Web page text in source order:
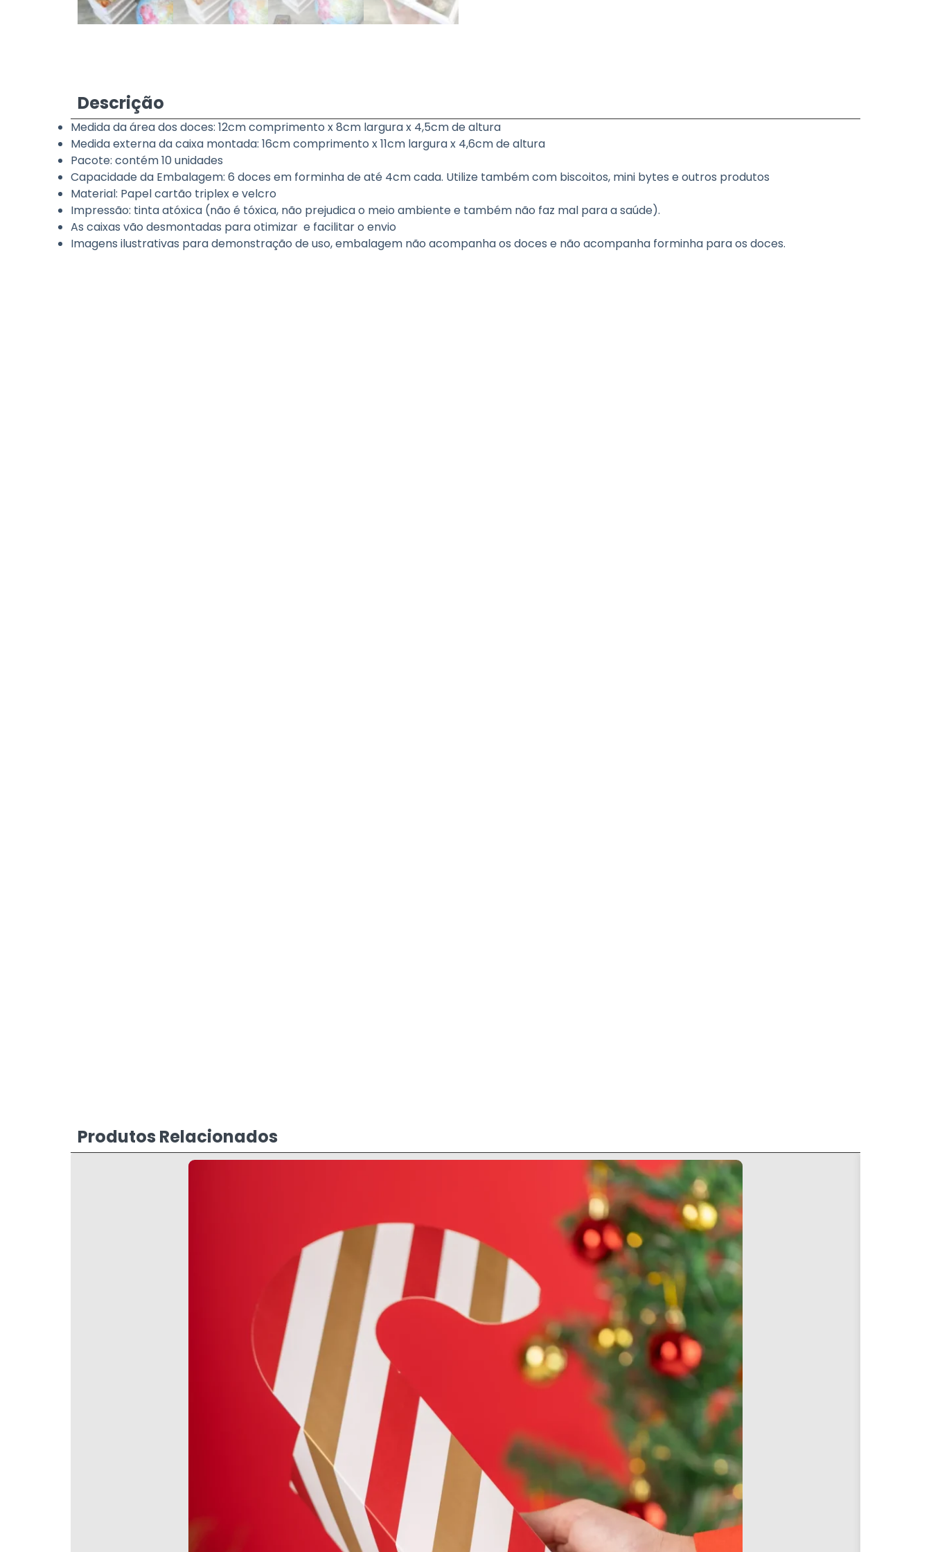
Descrição
Medida da área dos doces: 12cm comprimento x 8cm largura x 4,5cm de altura
Medida externa da caixa montada: 16cm comprimento x 11cm largura x 4,6cm de altura
Pacote: contém 10 unidades
Capacidade da Embalagem: 6 doces em forminha de até 4cm cada. Utilize também com biscoitos, mini bytes e outros produtos
Material: Papel cartão triplex e velcro
Impressão: tinta atóxica (não é tóxica, não prejudica o meio ambiente e também não faz mal para a saúde).
As caixas vão desmontadas para otimizar e facilitar o envio
Imagens ilustrativas para demonstração de uso, embalagem não acompanha os doces e não acompanha forminha para os doces.
Produtos Relacionados